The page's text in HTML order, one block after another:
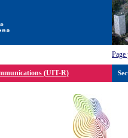
Page
(UIT-R)